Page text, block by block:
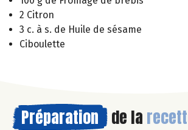
2 Citron
3 c. à s. de Huile de sésame
Ciboulette
Préparation de la